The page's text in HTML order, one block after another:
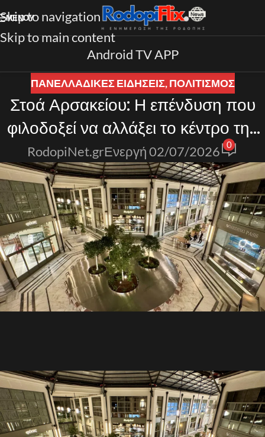
Skip to navigation
Skip to main content
ΜΕΝΟΎ
Android TV APP
ΠΑΝΕΛΛΑΔΙΚΈΣ ΕΙΔΉΣΕΙΣ,ΠΟΛΙΤΙΣΜΟΣ
Στοά Αρσακείου: Η επένδυση που
φιλοδοξεί να αλλάξει το κέντρο της
Αθήνας
RodopiNet.grΕνεργή 02/07/2026 0